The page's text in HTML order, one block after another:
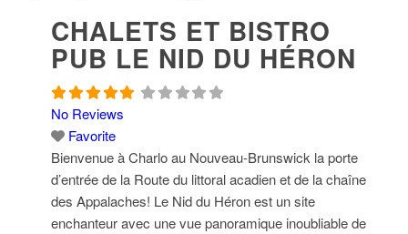
CHALETS ET BISTRO
PUB LE NID DU HÉRON
No Reviews
Favorite
Bienvenue à Charlo au Nouveau-Brunswick la porte
d’entrée de la Route du littoral acadien et de la chaîne
des Appalaches! Le Nid du Héron est un site
enchanteur avec une vue panoramique inoubliable de